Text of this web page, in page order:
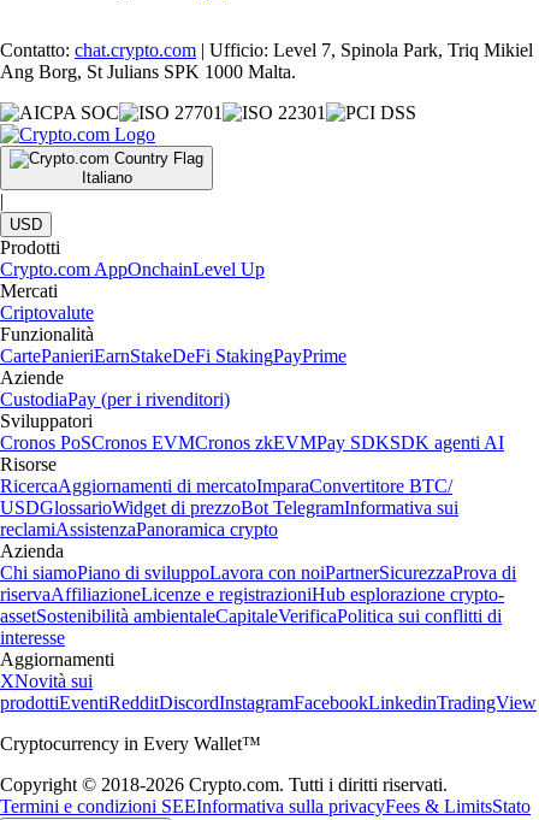
Contatto: chat.crypto.com | Ufficio: Level 7, Spinola Park, Triq Mikiel
Ang Borg, St Julians SPK 1000 Malta.
Italiano
|
USD
Prodotti
Crypto.com AppOnchainLevel Up
Mercati
Criptovalute
Funzionalità
CartePanieriEarnStakeDeFi StakingPayPrime
Aziende
CustodiaPay (per i rivenditori)
Sviluppatori
Cronos PoSCronos EVMCronos zkEVMPay SDKSDK agenti AI
Risorse
RicercaAggiornamenti di mercatoImparaConvertitore BTC/
USDGlossarioWidget di prezzoBot TelegramInformativa sui
reclamiAssistenzaPanoramica crypto
Azienda
Chi siamoPiano di sviluppoLavora con noiPartnerSicurezzaProva di
riservaAffiliazioneLicenze e registrazioniHub esplorazione crypto-
assetSostenibilità ambientaleCapitaleVerificaPolitica sui conflitti di
interesse
Aggiornamenti
XNovità sui
prodottiEventiRedditDiscordInstagramFacebookLinkedinTradingView
Cryptocurrency in Every Wallet™
Copyright © 2018-2026 Crypto.com. Tutti i diritti riservati.
Termini e condizioni SEEInformativa sulla privacyFees & LimitsStato